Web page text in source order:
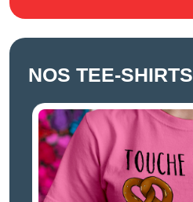
NOS TEE-SHIRTS